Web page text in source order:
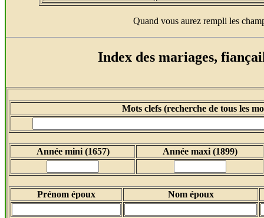
Quand vous aurez rempli les
Index des mariages,
Mots clefs (recherche de tous les
Année mini (1657) Année maxi (1899)
Prénom époux Nom époux